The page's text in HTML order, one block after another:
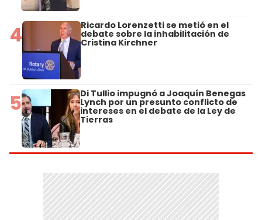
4 Ricardo Lorenzetti se metió en el
debate sobre la inhabilitación de
Cristina Kirchner
5 Di Tullio impugnó a Joaquín Benegas
Lynch por un presunto conflicto de
intereses en el debate de la Ley de
Tierras